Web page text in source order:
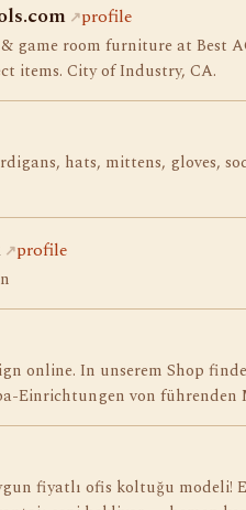
profile
game room furniture at Best
items. City of Industry, CA.
hats, mittens, gloves,
profile
online. In unserem Shop
Einrichtungen von führenden
fiyatlı ofis koltuğu modeli!